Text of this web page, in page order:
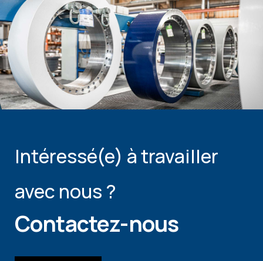
Intéressé(e) à travailler
avec nous ?
Contactez-nous